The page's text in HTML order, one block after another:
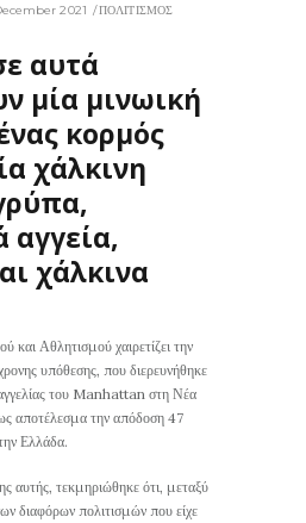
2021 ΠΟΛΙΤΙΣΜΟΣ
αυτά
μία μινωική
κορμός
χάλκινη
αγγεία,
χάλκινα
και Αθλητισμού χαιρετίζει την
υπόθεσης, που διερευνήθηκε
του Manhattan στη Νέα
αποτέλεσμα την απόδοση 47
Ελλάδα.
αυτής, τεκμηριώθηκε ότι, μεταξύ
διαφόρων πολιτισμών που είχε